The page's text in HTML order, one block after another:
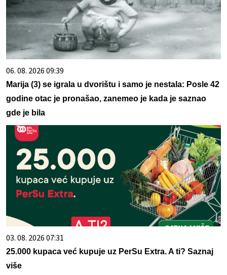
06. 08. 2026 09:39
Marija (3) se igrala u dvorištu i samo je nestala: Posle 42
godine otac je pronašao, zanemeo je kada je saznao
gde je bila
03. 08. 2026 07:31
25.000 kupaca već kupuje uz PerSu Extra. A ti? Saznaj
više